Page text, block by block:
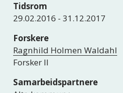
Tidsrom
29.02.2016 - 31.12.2017
Forskere
Ragnhild Holmen Waldahl
Forsker II
Samarbeidspartnere